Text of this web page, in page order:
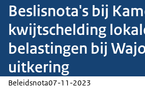
Beslisnota's bij
kwijtschelding
belastingen bij
uitkering
Beleidsnota07-11-2023